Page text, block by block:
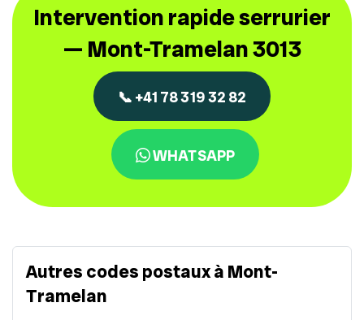
Intervention rapide serrurier
— Mont-Tramelan 3013
📞 +41 78 319 32 82
WHATSAPP
Autres codes postaux à Mont-
Tramelan